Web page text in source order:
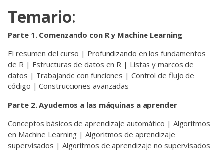
Temario:
Parte 1. Comenzando con R y Machine Learning
El resumen del curso | Profundizando en los fundamentos
de R | Estructuras de datos en R | Listas y marcos de
datos | Trabajando con funciones | Control de flujo de
código | Construcciones avanzadas
Parte 2. Ayudemos a las máquinas a aprender
Conceptos básicos de aprendizaje automático | Algoritmos
en Machine Learning | Algoritmos de aprendizaje
supervisados | Algoritmos de aprendizaje no supervisados